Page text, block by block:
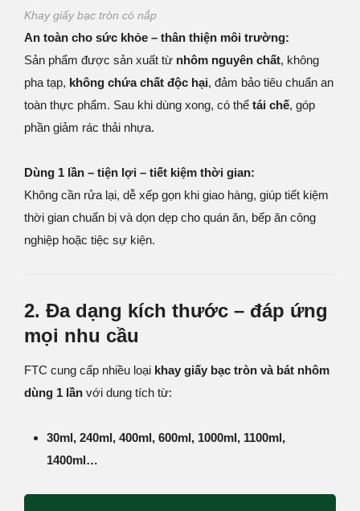
Khay giấy bạc tròn có nắp
An toàn cho sức khỏe – thân thiện môi trường:
Sản phẩm được sản xuất từ nhôm nguyên chất, không
pha tạp, không chứa chất độc hại, đảm bảo tiêu chuẩn an
toàn thực phẩm. Sau khi dùng xong, có thể tái chế, góp
phần giảm rác thải nhựa.
Dùng 1 lần – tiện lợi – tiết kiệm thời gian:
Không cần rửa lại, dễ xếp gọn khi giao hàng, giúp tiết kiệm
thời gian chuẩn bị và dọn dẹp cho quán ăn, bếp ăn công
nghiệp hoặc tiệc sự kiện.
2. Đa dạng kích thước – đáp ứng
mọi nhu cầu
FTC cung cấp nhiều loại khay giấy bạc tròn và bát nhôm
dùng 1 lần với dung tích từ:
30ml, 240ml, 400ml, 600ml, 1000ml, 1100ml,
1400ml…